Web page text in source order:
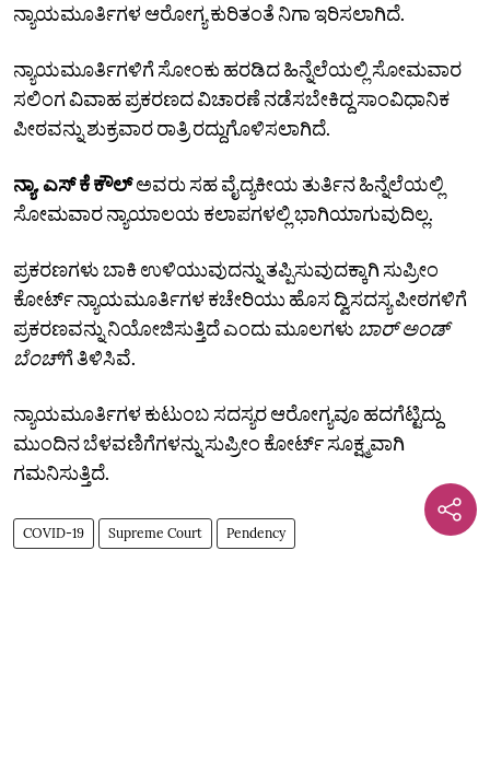
ನ್ಯಾಯಮೂರ್ತಿಗಳ ಆರೋಗ್ಯ ಕುರಿತಂತೆ ನಿಗಾ ಇರಿಸಲಾಗಿದೆ.
ನ್ಯಾಯಮೂರ್ತಿಗಳಿಗೆ ಸೋಂಕು ಹರಡಿದ ಹಿನ್ನೆಲೆಯಲ್ಲಿ ಸೋಮವಾರ
ಸಲಿಂಗ ವಿವಾಹ ಪ್ರಕರಣದ ವಿಚಾರಣೆ ನಡೆಸಬೇಕಿದ್ದ ಸಾಂವಿಧಾನಿಕ
ಪೀಠವನ್ನು ಶುಕ್ರವಾರ ರಾತ್ರಿ ರದ್ದುಗೊಳಿಸಲಾಗಿದೆ.
ನ್ಯಾ. ಎಸ್‌ ಕೆ ಕೌಲ್ಅವರು ಸಹ ವೈದ್ಯಕೀಯ ತುರ್ತಿನ ಹಿನ್ನೆಲೆಯಲ್ಲಿ
ಸೋಮವಾರ ನ್ಯಾಯಾಲಯ ಕಲಾಪಗಳಲ್ಲಿ ಭಾಗಿಯಾಗುವುದಿಲ್ಲ.
ಪ್ರಕರಣಗಳು ಬಾಕಿ ಉಳಿಯುವುದನ್ನು ತಪ್ಪಿಸುವುದಕ್ಕಾಗಿ ಸುಪ್ರೀಂ
ಕೋರ್ಟ್‌ ನ್ಯಾಯಮೂರ್ತಿಗಳ ಕಚೇರಿಯು ಹೊಸ ದ್ವಿಸದಸ್ಯ ಪೀಠಗಳಿಗೆ
ಪ್ರಕರಣವನ್ನು ನಿಯೋಜಿಸುತ್ತಿದೆ ಎಂದು ಮೂಲಗಳು ಬಾರ್‌ ಅಂಡ್‌
ಬೆಂಚ್‌ಗೆ ತಿಳಿಸಿವೆ.
ನ್ಯಾಯಮೂರ್ತಿಗಳ ಕುಟುಂಬ ಸದಸ್ಯರ ಆರೋಗ್ಯವೂ ಹದಗೆಟ್ಟಿದ್ದು
ಮುಂದಿನ ಬೆಳವಣಿಗೆಗಳನ್ನು ಸುಪ್ರೀಂ ಕೋರ್ಟ್‌ ಸೂಕ್ಷ್ಮವಾಗಿ
ಗಮನಿಸುತ್ತಿದೆ.
COVID-19 Supreme Court Pendency